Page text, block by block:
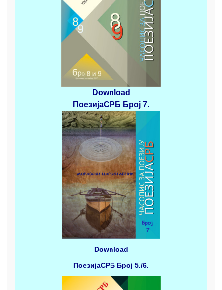
Download
ПоезијаСРБ Број 7.
Download
ПоезијаСРБ Број 5./6.